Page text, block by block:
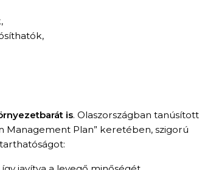
is. Olaszországban tanúsított
Management Plan” keretében, szigorú